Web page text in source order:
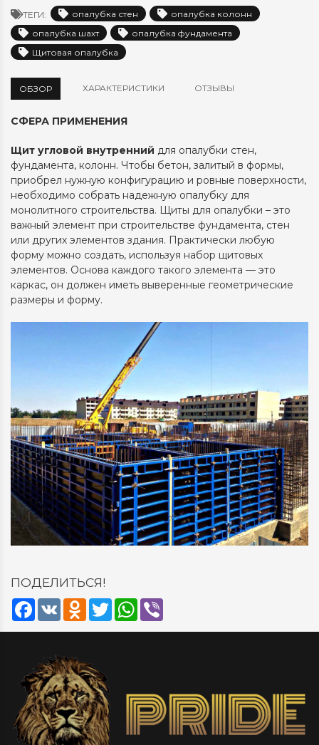
ТЕГИ: опалубка стен
опалубка колонн
опалубка шахт
опалубка фундамента
Щитовая опалубка
ОБЗОР ХАРАКТЕРИСТИКИ ОТЗЫВЫ
СФЕРА ПРИМЕНЕНИЯ
Щит угловой внутренний для опалубки стен,
фундамента, колонн. Чтобы бетон, залитый в формы,
приобрел нужную конфигурацию и ровные поверхности,
необходимо собрать надежную опалубку для
монолитного строительства. Щиты для опалубки – это
важный элемент при строительстве фундамента, стен
или других элементов здания. Практически любую
форму можно создать, используя набор щитовых
элементов. Основа каждого такого элемента — это
каркас, он должен иметь выверенные геометрические
размеры и форму.
ПОДЕЛИТЬСЯ!
Facebook
VK Odnoklassniki
TwitterWhatsApp